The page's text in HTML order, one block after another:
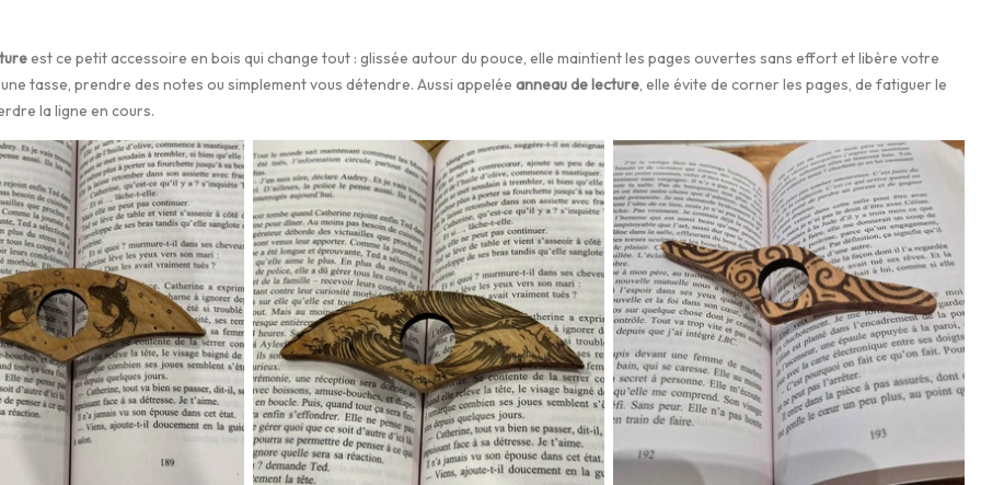
est ce petit accessoire en bois qui change tout : glissée autour du pouce, elle maintient les pages ouvertes sans effort et libère votre
tasse, prendre des notes ou simplement vous détendre. Aussi appelée anneau de lecture, elle évite de corner les pages, de fatiguer le
la ligne en cours.